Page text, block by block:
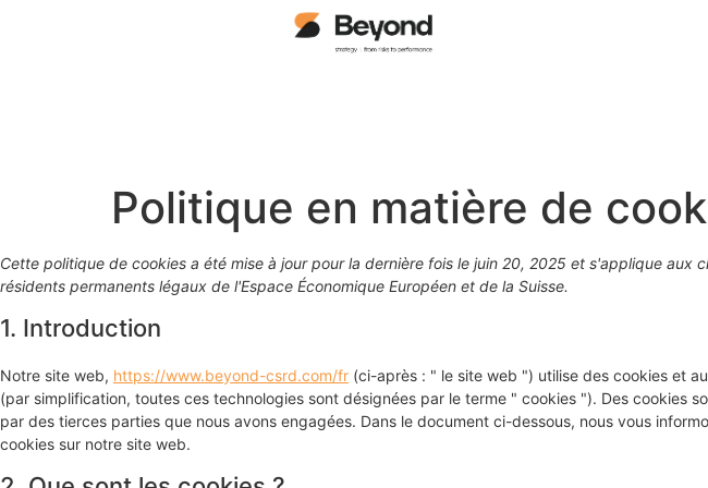
Politique en matière de
Cette politique de cookies a été mise à jour pour la dernière fois le juin 20, 2025 et s'applique aux
résidents permanents légaux de l'Espace Économique Européen et de la Suisse.
1. Introduction
Notre site web, https://www.beyond-csrd.com/fr (ci-après : " le site web ") utilise des cookies et
(par simplification, toutes ces technologies sont désignées par le terme " cookies "). Des cookies
par des tierces parties que nous avons engagées. Dans le document ci-dessous, nous vous
cookies sur notre site web.